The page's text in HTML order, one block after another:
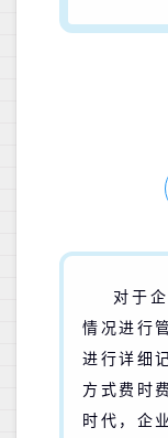
对于
情况进行
进行详细
方式费时
时代，企